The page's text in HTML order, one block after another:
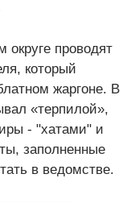
проводят
который
жаргоне. В
«терпилой»,
- "хатами" и
заполненные
в ведомстве.